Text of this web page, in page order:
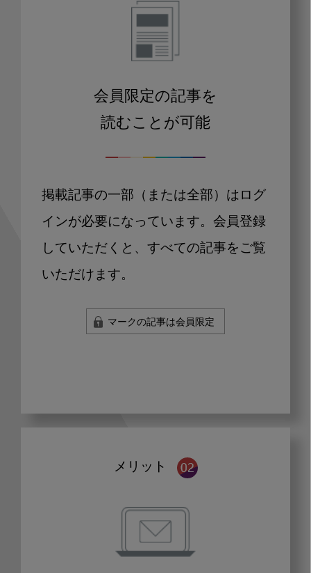
会員限定の記事を
読むことが可能
掲載記事の一部（または全部）はログ
インが必要になっています。会員登録
していただくと、すべての記事をご覧
いただけます。
マークの記事は会員限定
メリット